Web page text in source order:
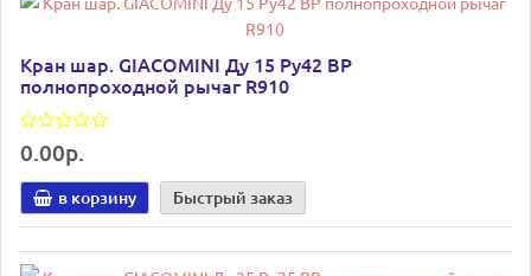
Кран шар. GIACOMINI Ду 15 Ру42 ВР
полнопроходной рычаг R910
0.00р.
в корзину Быстрый заказ